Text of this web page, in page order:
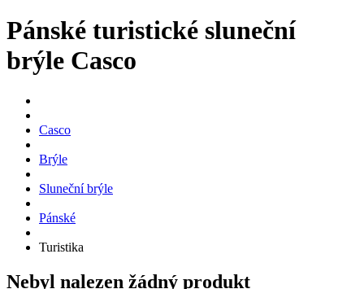
Pánské turistické sluneční
brýle Casco
Casco
Brýle
Sluneční brýle
Pánské
Turistika
Nebyl nalezen žádný produkt